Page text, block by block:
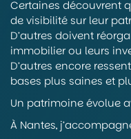
Certaines découvrent
de visibilité sur leur
D’autres doivent
immobilier ou leurs
D’autres encore
bases plus saines et
Un patrimoine évolue
À Nantes,